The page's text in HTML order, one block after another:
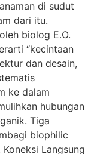
di sudut
dari itu.
biolog E.O.
“kecintaan
dan desain,
ke dalam
hubungan
Tiga
biophilic
Langsung